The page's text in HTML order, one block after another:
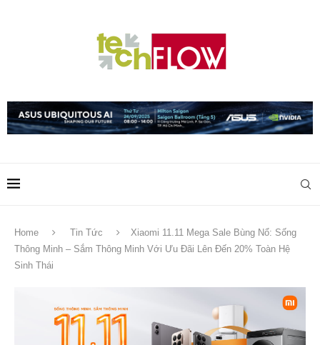
Home Tin Tức
Xiaomi 11.11 Mega Sale Bùng Nổ: Sống
Thông Minh – Sắm Thông Minh Với Ưu Đãi Lên Đến 20% Toàn Hệ
Sinh Thái